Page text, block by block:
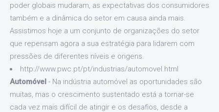
poder globais mudaram, as expectativas dos consumidores
também e a dinâmica do setor em causa ainda mais.
Assistimos hoje a um conjunto de organizações do setor
que repensam agora a sua estratégia para lidarem com
pressões de diferentes níveis e origens.
http://www.pwc.pt/pt/industrias/automovel.html
Automóvel - Na indústria automóvel as oportunidades são
muitas, mas o crescimento sustentado está a tornar-se
cada vez mais difícil de atingir e os desafios, desde a